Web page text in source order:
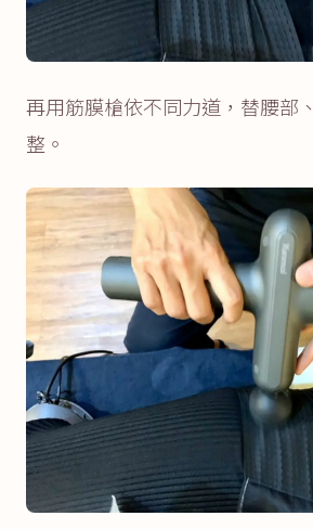
再用筋膜槍依不同力道，替腰部
整。